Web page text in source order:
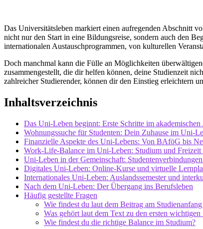
Das Universitätsleben markiert einen aufregenden Abschnitt
nicht nur den Start in eine Bildungsreise, sondern auch den
internationalen Austauschprogrammen, von kulturellen
Doch manchmal kann die Fülle an Möglichkeiten
zusammengestellt, die dir helfen können, deine Studienzeit
zahlreicher Studierender, können dir den Einstieg erleichtern
Inhaltsverzeichnis
Das Uni-Leben beginnt: Erste Schritte im
Wohnungssuche für Studenten: Dein Zuhause im Uni-
Finanzielle Aspekte des Uni-Lebens: Von BAföG bis
Work-Life-Balance im Uni-Leben: Studium und Freizeit
Uni-Leben in der Gemeinschaft:
Digitales Uni-Leben: Online-Kurse und virtuelle
Internationales Uni-Leben: Auslandssemester und
Nach dem Uni-Leben: Der Übergang ins Berufsleben
Häufig gestellte Fragen
Wie findest du laut dem Beitrag am
Was gehört laut dem Text zu den ersten
Wie findest du die richtige Balance im Studium?